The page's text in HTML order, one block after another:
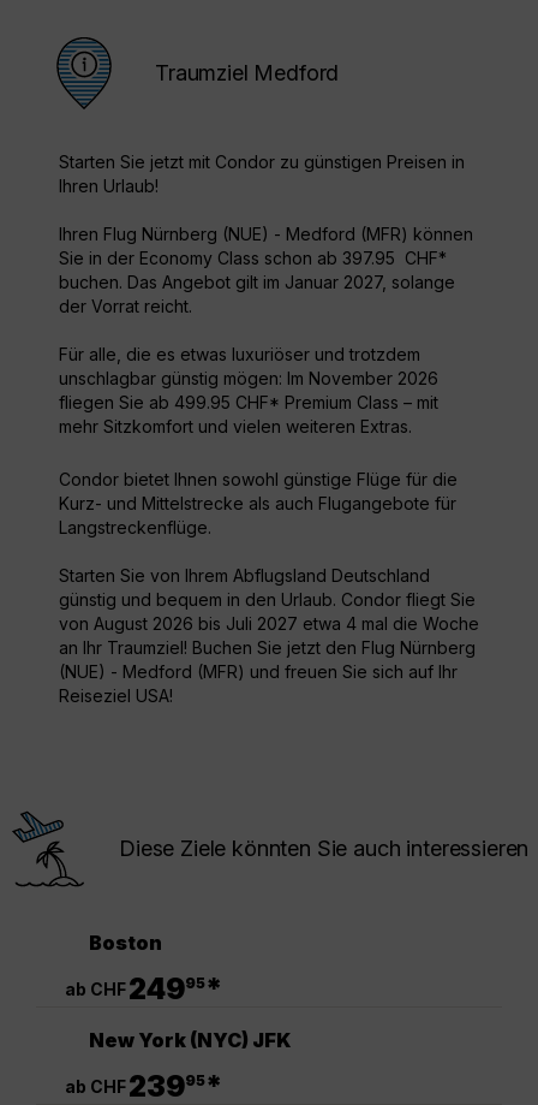
Traumziel Medford
Starten Sie jetzt mit Condor zu günstigen Preisen in
Ihren Urlaub!
Ihren Flug Nürnberg (NUE) - Medford (MFR) können
Sie in der Economy Class schon ab 397.95 CHF*
buchen. Das Angebot gilt im Januar 2027, solange
der Vorrat reicht.
Für alle, die es etwas luxuriöser und trotzdem
unschlagbar günstig mögen: Im November 2026
fliegen Sie ab 499.95 CHF* Premium Class – mit
mehr Sitzkomfort und vielen weiteren Extras.
Condor bietet Ihnen sowohl günstige Flüge für die
Kurz- und Mittelstrecke als auch Flugangebote für
Langstreckenflüge.
Starten Sie von Ihrem Abflugsland Deutschland
günstig und bequem in den Urlaub. Condor fliegt Sie
von August 2026 bis Juli 2027 etwa 4 mal die Woche
an Ihr Traumziel! Buchen Sie jetzt den Flug Nürnberg
(NUE) - Medford (MFR) und freuen Sie sich auf Ihr
Reiseziel USA!
Diese Ziele könnten Sie auch interessieren
Boston
ab CHF24995*
New York (NYC) JFK
ab CHF23995*